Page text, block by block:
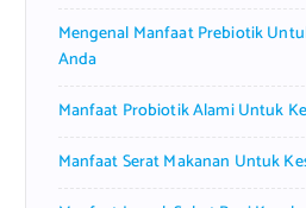
Mengenal Manfaat Prebiotik
Anda
Manfaat Probiotik Alami Untuk
Manfaat Serat Makanan Untuk